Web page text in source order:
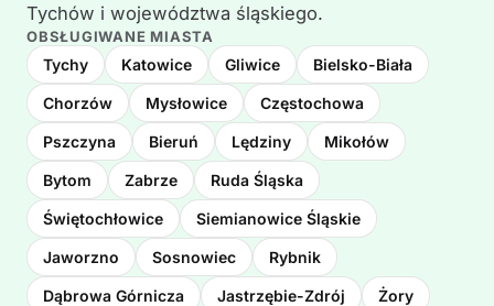
Tychów i województwa śląskiego.
OBSŁUGIWANE MIASTA
Tychy Katowice Gliwice Bielsko-Biała
Chorzów Mysłowice Częstochowa
Pszczyna Bieruń Lędziny Mikołów
Bytom Zabrze Ruda Śląska
Świętochłowice Siemianowice Śląskie
Jaworzno Sosnowiec Rybnik
Dąbrowa Górnicza Jastrzębie-Zdrój Żory